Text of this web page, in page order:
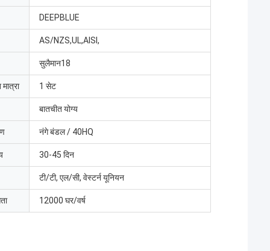
DEEPBLUE
AS/NZS,UL,AISI,
सुलैमान18
1 सेट
बातचीत योग्य
नंगे बंडल / 40HQ
30-45 दिन
टी/टी, एल/सी, वेस्टर्न यूनियन
12000 घर/वर्ष